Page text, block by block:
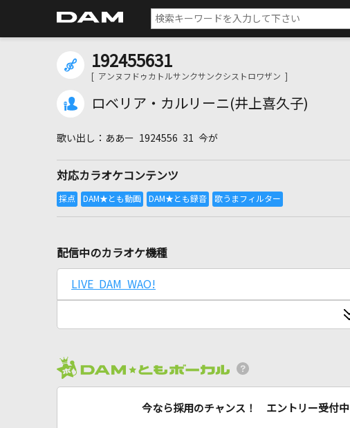
192455631
[ アンヌフドゥカトルサンクサンクシストロワザン ]
ロベリア・カルリーニ(井上喜久子)
ああー 1924556 31 今が
対応カラオケコンテンツ
配信中のカラオケ機種
LIVE DAM WAO!
今なら採用のチャンス！ エントリー受付中